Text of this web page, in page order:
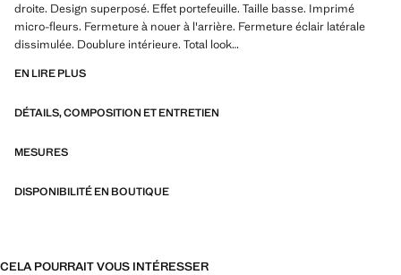
droite. Design superposé. Effet portefeuille. Taille basse. Imprimé
micro-fleurs. Fermeture à nouer à l'arrière. Fermeture éclair latérale
dissimulée. Doublure intérieure. Total look
Nous collaborons avec l’une des marques indépendantes américaines
audacieuse, où praticité et esthétique coexistent en parfait équilibre.
marquées par le layering et une approche conceptuelle, qui célèbrent
lors d’occasions plus spéciales
EN LIRE PLUS
DÉTAILS, COMPOSITION ET ENTRETIEN
MESURES
DISPONIBILITÉ EN BOUTIQUE
CELA POURRAIT VOUS INTÉRESSER